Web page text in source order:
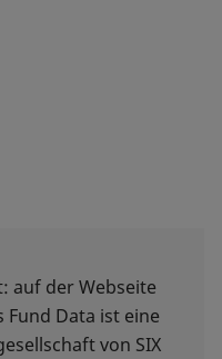
auf der Webseite
Fund Data ist eine
von SIX